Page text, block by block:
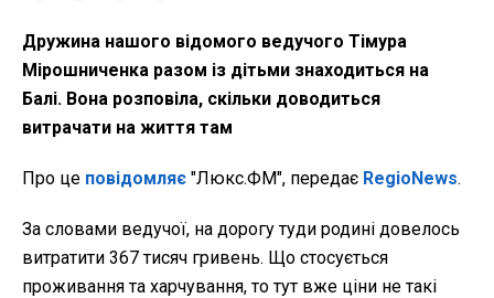
Дружина нашого відомого ведучого Тімура
Мірошниченка разом із дітьми знаходиться на
Балі. Вона розповіла, скільки доводиться
витрачати на життя там
Про це повідомляє "Люкс.ФМ", передає RegioNews.
За словами ведучої, на дорогу туди родині довелось
витратити 367 тисяч гривень. Що стосується
проживання та харчування, то тут вже ціни не такі